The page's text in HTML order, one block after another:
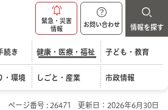
緊急・災害
情報
お問い合わせ 情報を探す
続き 健康・医療・福祉 子ども・教育
・環境 しごと・産業 市政情報
ページ番号 : 26471 更新日：2026年6月30日